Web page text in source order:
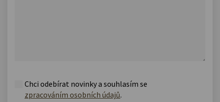
Chci odebírat novinky a souhlasím se
zpracováním osobních údajů.